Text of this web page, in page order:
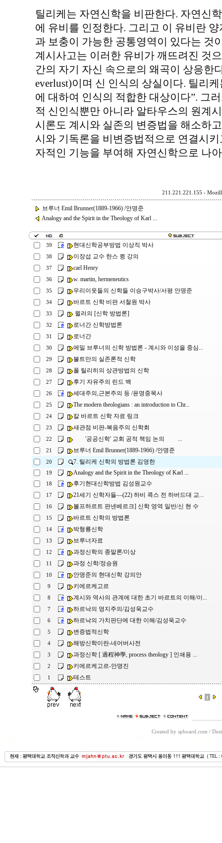
틸리케는 자연신학을 비판한다. 자연신
에 유비를 인정한다. 그리고 이 유비란
과 보충이 가능한 공통영역이 있다는 것
계시사고는 이러한 유비가 깨뜨려진 것
간의 자기 자신 속으로의 왜곡이 상응한
everlust)이며 신 인식의 상실이다. 틸리
에 대하여 인식의 적합한 대상이다”. 그
적 신인식뿐만 아니라 알타우스의 원계
시론도 계시와 실존의 변증법을 해소하
시와 기독론을 비변증법적으로 연결시
자적인 기능을 부여해 자연신학으로 나
211.221.221.155 -
브루너 Emil Brunner(1889-1966) /안명준
Analogy and the Spirit in the Theology of Karl ...
39 현대신학공부방법 이상직 박사
38 이장섭 교수 한스 큉 강의
37 carl Henry
36 w. martin, hermeneutics
35 우리이웃들의 신학들 이승구박사/서평 안명준
34 바르트 신학 비판 서철원 박사
33 뮐러의 [신학 방법론]
32 로너간 신학방법론
31 로너간
30 에밀 브루너의 신학 방법론 - 계시와 이성을 중심...
29 불트만의 실존론적 신학
28 폴 틸리히의 상관방법의 신학
27 후기 자유주의 린드 백
26 세대주의,근본주의 등 /윤명중목사
25 The modern theologians : an introduction to Chr...
24 칼 바르트 신학 자료 링크
23 새관점 비판-복음주의 신학회
22 '공공신학' 교회 공적 책임 논의 ...
21 브루너 Emil Brunner(1889-1966) /안명준
20 7. 틸리케 신학의 방법론 김영한
19 Analogy and the Spirit in the Theology of Karl ...
18 후기현대신학방법 김성원교수
17 21세기 신학자들―(22) 하비 콕스 전 하버드대 교...
16 볼프하르트 판넨베르크] 신학 영역 일반/신 현 수
15 바르트 신학의 방법론
14 박형룡신학
13 브루너자료
12 과정신학의 종말론/미상
11 과정 신학/정승원
10 안명준의 현대신학 강의안
9 키에르케고르
8 계시와 역사의 관계에 대한 초기 바르트의 이해/이...
7 하르낙의 영지주의/김성욱교수
6 하르낙의 가치판단에 대한 이해/김성욱교수
5 변증법적신학
4 해방신학이란-네어버사전
3 과정신학 [ 過程神學, process theology ] 인쇄용 ...
2 키에르케고르-안명진
1 테스트
1
Created by spboard.com /